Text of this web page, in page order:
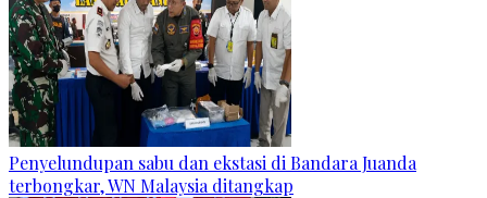
Penyelundupan sabu dan ekstasi di Bandara Juanda
terbongkar, WN Malaysia ditangkap